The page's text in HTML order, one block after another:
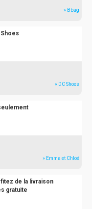
» Bbag
» DC Shoes
» Emma et Chloé
de la livraison
gratuite